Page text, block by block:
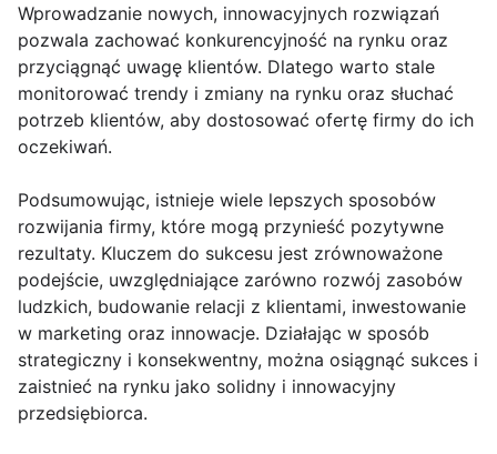
Wprowadzanie nowych, innowacyjnych rozwiązań
pozwala zachować konkurencyjność na rynku oraz
przyciągnąć uwagę klientów. Dlatego warto stale
monitorować trendy i zmiany na rynku oraz słuchać
potrzeb klientów, aby dostosować ofertę firmy do ich
oczekiwań.
Podsumowując, istnieje wiele lepszych sposobów
rozwijania firmy, które mogą przynieść pozytywne
rezultaty. Kluczem do sukcesu jest zrównoważone
podejście, uwzględniające zarówno rozwój zasobów
ludzkich, budowanie relacji z klientami, inwestowanie
w marketing oraz innowacje. Działając w sposób
strategiczny i konsekwentny, można osiągnąć sukces i
zaistnieć na rynku jako solidny i innowacyjny
przedsiębiorca.